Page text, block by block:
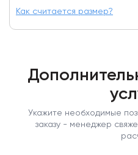
Как считается размер?
Укажите необходимые
заказу - менеджер